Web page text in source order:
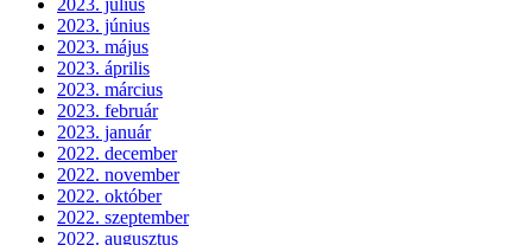
2023. június
2023. május
2023. április
2023. március
2023. február
2023. január
2022. december
2022. november
2022. október
2022. szeptember
2022. augusztus